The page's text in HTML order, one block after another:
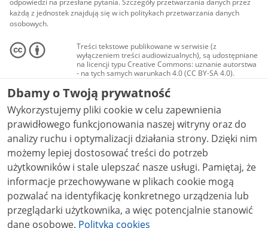
odpowiedzi na przesłane pytania. Szczegóły przetwarzania danych przez
każdą z jednostek znajdują się w ich politykach przetwarzania danych
osobowych.
Treści tekstowe publikowane w serwisie (z
wyłączeniem treści audiowizualnych), są udostępniane
na licencji typu Creative Commons: uznanie autorstwa
- na tych samych warunkach 4.0 (CC BY-SA 4.0).
Materiały audiowizualne, w tym zdjęcia, materiały
audio i wideo, są udostępniane na licencji typu
Creative Commons: uznanie autorstwa użycie
niekomercyjne - bez utworów zależnych 4.0 (CC BY-
NC-ND 4.0), o ile nie jest to stwierdzone inaczej.
Dbamy o Twoją prywatność
Wykorzystujemy pliki cookie w celu zapewnienia
prawidłowego funkcjonowania naszej witryny oraz do
analizy ruchu i optymalizacji działania strony. Dzięki nim
możemy lepiej dostosować treści do potrzeb
użytkowników i stale ulepszać nasze usługi. Pamiętaj, że
informacje przechowywane w plikach cookie mogą
pozwalać na identyfikację konkretnego urządzenia lub
przeglądarki użytkownika, a więc potencjalnie stanowić
dane osobowe. Polityka cookies